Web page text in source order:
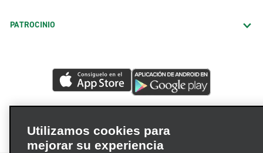
PATROCINIO
Utilizamos cookies para
mejorar su experiencia